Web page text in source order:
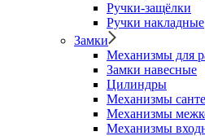
Ручки-защёлки
Ручки накладные
Замки
Механизмы для
Замки навесные
Цилиндры
Механизмы
Механизмы
Механизмы